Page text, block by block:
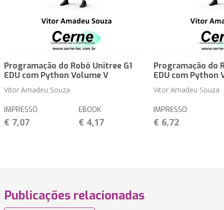
Programação do Robô Unitree G1
EDU com Python Volume V
Vitor Amadeu Souza
IMPRESSO
€ 7,07
EBOOK
€ 4,17
Programação do
EDU com Python
Vitor Amadeu Souza
IMPRESSO
€ 6,72
Publicações relacionadas